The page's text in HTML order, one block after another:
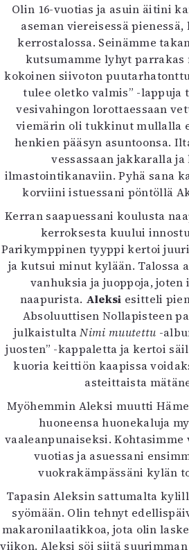
Olin 16-vuotias ja asuin äitini
aseman viereisessä
kerrostalossa. Seinämme
kutsumamme lyhyt parrakas
kokoinen siivoton
tulee oletko valmis” -lappuja
vesivahingon lorottaessaan
viemärin oli tukkinut mullalla
henkien pääsyn asuntoonsa.
vessassaan jakkaralla
ilmastointikanaviin. Pyhä sana
korviini istuessani pöntöllä
Kerran saapuessani koulusta
kerroksesta kuului
Parikymppinen tyyppi kertoi
ja kutsui minut kylään. Talossa
vanhuksia ja juoppoja,
naapurista. Aleksi esitteli
Absoluuttisen Nollapisteen
julkaistultaNimi muutettu -
juosten” -kappaletta ja kertoi
kuoria keittiön kaapissa
asteittaista
Myöhemmin Aleksi muutti
huoneensa huonekaluja
vaaleanpunaiseksi. Kohtasimme
vuotias ja asuessani
vuokrakämpässäni kylän
Tapasin Aleksin sattumalta
syömään. Olin tehnyt
makaronilaatikkoa, jota olin
viikon. Aleksi söi siitä